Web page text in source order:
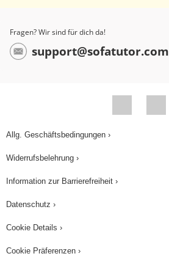
Fragen? Wir sind für dich da!
support@sofatutor.com
Allg. Geschäftsbedingungen ›
Widerrufsbelehrung ›
Information zur Barrierefreiheit ›
Datenschutz ›
Cookie Details ›
Cookie Präferenzen ›